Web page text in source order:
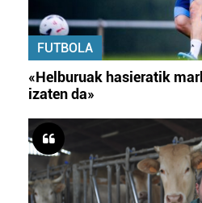
FUTBOLA
«Helburuak hasieratik
izaten da»